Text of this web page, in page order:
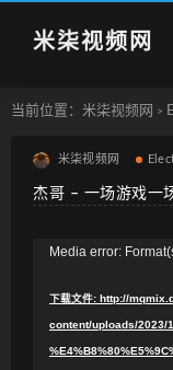
米柒视频网
当前位置： 米柒视频网 >
米柒视频网
杰哥 – 一场游戏一
Media error:
下载文件: http://
content/uploads/2023/